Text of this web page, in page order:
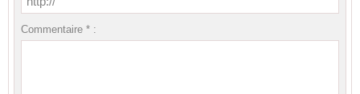
Commentaire * :